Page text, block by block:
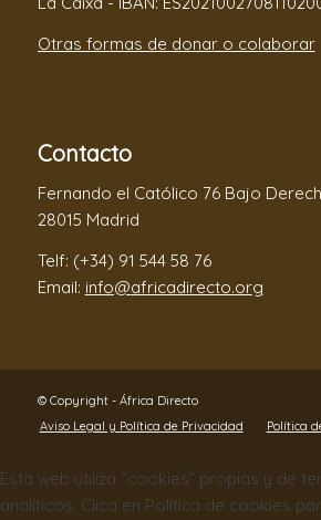
Otras formas de donar o colaborar
Contacto
Fernando el Católico 76 Bajo
28015 Madrid
Telf: (+34) 91 544 58 76
Email: info@africadirecto.org
© Copyright - África Directo
Aviso Legal y Política de Privacidad
Política
Esta web utiliza “cookies” propias y de
analíticos. Clica en Política de cookies